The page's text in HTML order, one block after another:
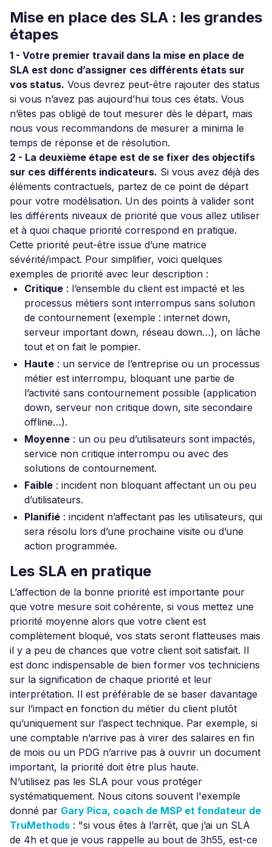
Mise en place des SLA : les grandes
étapes
1 - Votre premier travail dans la mise en place de
SLA est donc d’assigner ces différents états sur
vos status. Vous devrez peut-être rajouter des status
si vous n’avez pas aujourd’hui tous ces états. Vous
n’êtes pas obligé de tout mesurer dès le départ, mais
nous vous recommandons de mesurer a minima le
temps de réponse et de résolution.
2 - La deuxième étape est de se fixer des objectifs
sur ces différents indicateurs. Si vous avez déjà des
éléments contractuels, partez de ce point de départ
pour votre modélisation. Un des points à valider sont
les différents niveaux de priorité que vous allez utiliser
et à quoi chaque priorité correspond en pratique.
Cette priorité peut-être issue d’une matrice
sévérité/impact. Pour simplifier, voici quelques
exemples de priorité avec leur description :
Critique : l’ensemble du client est impacté et les
processus métiers sont interrompus sans solution
de contournement (exemple : internet down,
serveur important down, réseau down…), on lâche
tout et on fait le pompier.
Haute : un service de l’entreprise ou un processus
métier est interrompu, bloquant une partie de
l’activité sans contournement possible (application
down, serveur non critique down, site secondaire
offline…).
Moyenne : un ou peu d’utilisateurs sont impactés,
service non critique interrompu ou avec des
solutions de contournement.
Faible : incident non bloquant affectant un ou peu
d’utilisateurs.
Planifié : incident n’affectant pas les utilisateurs, qui
sera résolu lors d’une prochaine visite ou d’une
action programmée.
Les SLA en pratique
L’affection de la bonne priorité est importante pour
que votre mesure soit cohérente, si vous mettez une
priorité moyenne alors que votre client est
complètement bloqué, vos stats seront flatteuses mais
il y a peu de chances que votre client soit satisfait. Il
est donc indispensable de bien former vos techniciens
sur la signification de chaque priorité et leur
interprétation. Il est préférable de se baser davantage
sur l’impact en fonction du métier du client plutôt
qu’uniquement sur l’aspect technique. Par exemple, si
une comptable n’arrive pas à virer des salaires en fin
de mois ou un PDG n’arrive pas à ouvrir un document
important, la priorité doit être plus haute.
N’utilisez pas les SLA pour vous protéger
systématiquement. Nous citons souvent l'exemple
donné par Gary Pica, coach de MSP et fondateur de
TruMethods : "si vous êtes à l’arrêt, que j’ai un SLA
de 4h et que je vous rappelle au bout de 3h55, est-ce